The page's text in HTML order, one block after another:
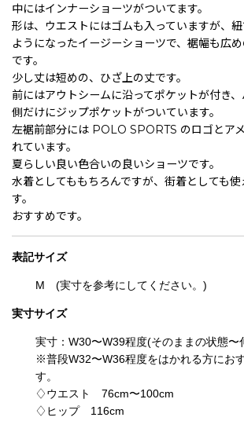
中にはインナーショーツがついてます。
形は、ウエストにはゴムも入っていますが、
ようになったイージーショーツで、裾幅も広
です。
少し丈は短めの、ひざ上の丈です。
前にはアウトシームに沿ってポケットが付き
側だけにジップポケットがついています。
左裾前部分には POLO SPORTS のロゴとア
れています。
夏らしい良い色合いの良いショーツです。
水着としてももちろんですが、街着としても
す。
おすすめです。
表記サイズ
M (実寸を参考にしてください。)
実寸サイズ
実寸：W30〜W39程度(そのままの状態〜
※普段W32〜W36程度をはかれる方にお
す。
♢ウエスト 76cm〜100cm
♢ヒップ 116cm